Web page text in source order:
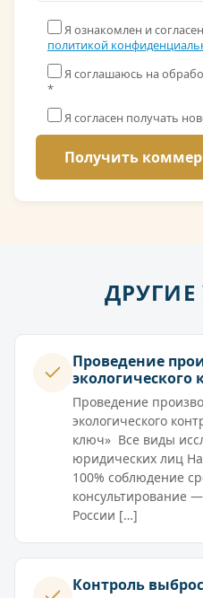
Я ознакомлен и
политикой
Я соглашаюсь на
*
Я согласен получать
ДРУГИЕ
Проведение
экологического
Проведение
экологического
ключ» Все виды
юридических лиц
100% соблюдение
консультирование
России […]
Контроль